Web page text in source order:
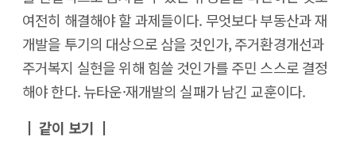
여전히 해결해야 할 과제들이다. 무엇보다 부동산과 재
개발을 투기의 대상으로 삼을 것인가, 주거환경개선과
주거복지 실현을 위해 힘쓸 것인가를 주민 스스로 결정
해야 한다. 뉴타운·재개발의 실패가 남긴 교훈이다.
┃ 같이 보기 ┃